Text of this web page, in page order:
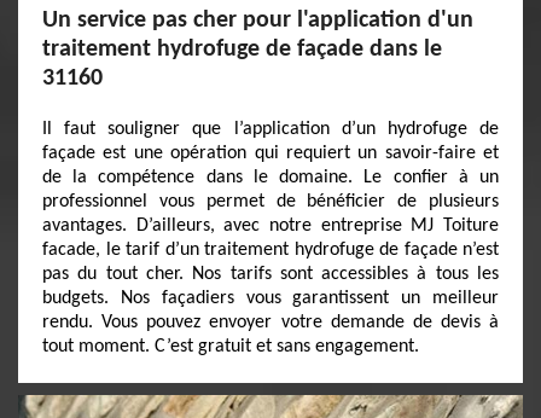
Un service pas cher pour l'application d'un
traitement hydrofuge de façade dans le
31160
Il faut souligner que l’application d’un hydrofuge de
façade est une opération qui requiert un savoir-faire et
de la compétence dans le domaine. Le confier à un
professionnel vous permet de bénéficier de plusieurs
avantages. D’ailleurs, avec notre entreprise MJ Toiture
facade, le tarif d’un traitement hydrofuge de façade n’est
pas du tout cher. Nos tarifs sont accessibles à tous les
budgets. Nos façadiers vous garantissent un meilleur
rendu. Vous pouvez envoyer votre demande de devis à
tout moment. C’est gratuit et sans engagement.